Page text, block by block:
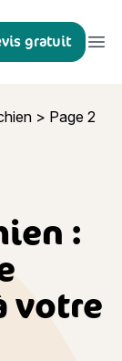
gratuit
> Page 2
:
votre